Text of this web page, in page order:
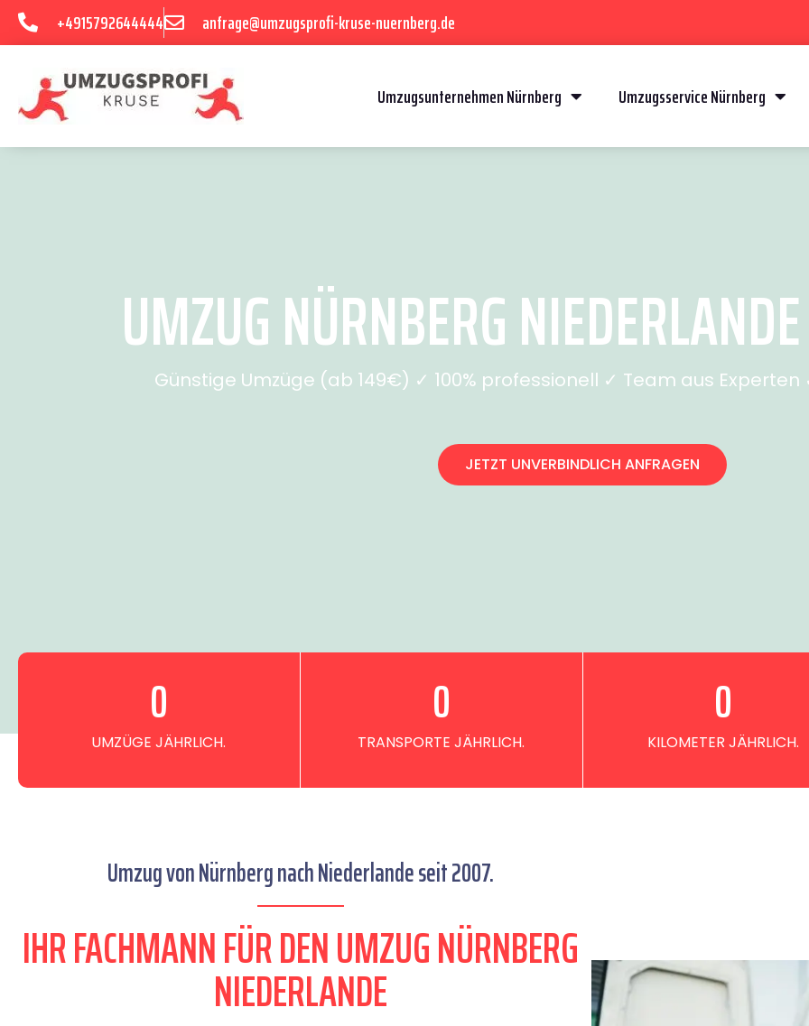
+4915792644444 anfrage@umzugsprofi-kruse-nuernberg.de
Umzugsunternehmen Nürnberg Umzugsservice Nürnberg
UMZUG NÜRNBERG
Günstige Umzüge (ab 149€) ✓ 100% professionell ✓ Team aus
JETZT UNVERBINDLICH ANFRAGEN
UMZÜGE JÄHRLICH.
0
TRANSPORTE JÄHRLICH.
0
KILOMETER JÄHRLICH.
0
Umzug von Nürnberg nach Niederlande seit 2007.
IHR FACHMANN FÜR DEN UMZUG NÜRNBERG
NIEDERLANDE